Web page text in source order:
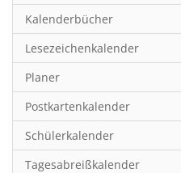
Frauen
Fußball
Geburtstagskalender
Hobby & Basteln
Humor & Cartoon
Inpiration & Entspannung
Kalenderbücher
Lesezeichenkalender
Planer
Postkartenkalender
Schülerkalender
Tagesabreißkalender